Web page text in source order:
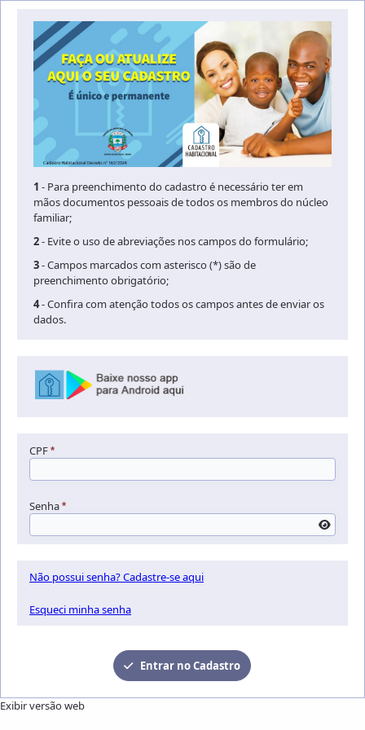
1 - Para preenchimento do cadastro é necessário ter em
mãos documentos pessoais de todos os membros do núcleo
familiar;
2- Evite o uso de abreviações nos campos do formulário;
3- Campos marcados com asterisco (*) são de
preenchimento obrigatório;
4- Confira com atenção todos os campos antes de enviar os
dados.
CPF *
Senha *
Não possui senha? Cadastre-se aqui
Esqueci minha senha
Entrar no Cadastro
Exibir versão web